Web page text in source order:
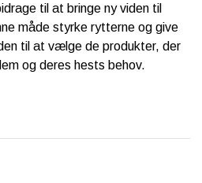
FORHINDRINGER
CUDDLE PONY
PONYtil at bringe ny viden til
måde styrke rytterne og give
til at vælge de produkter, der
og deres hests behov.